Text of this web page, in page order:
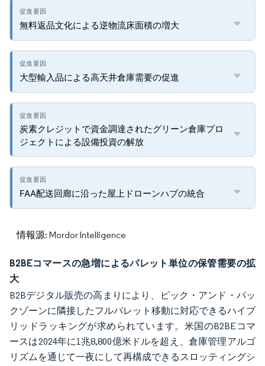
無料返品文化による逆物流床面積の増大
大型輸入品による高天井倉庫需要の促進
炭素クレジットで資金調達されたグリーン倉庫プロ
ジェクトによる設備投資の解放
FAA配送回廊に沿った屋上ドローンハブの統合
情報源: Mordor Intelligence
B2BEコマースの急増によるパレット単位の保管需要の拡
大
B2Bデジタル販売の高まりにより、ピック・アンド・パッ
クゾーンに隣接したフルパレット移動に対応できるハイブ
リッドラッキングが求められています。米国のB2BEコマ
ースは2024年に1兆8,800億米ドルを超え、倉庫管理アルゴ
リズムを通じて一夜にして再構成できるスロッティングシ